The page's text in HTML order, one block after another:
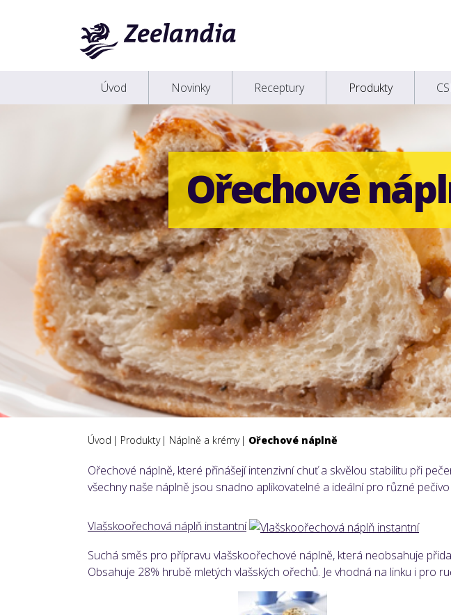
Úvod Novinky Receptury Produkty
Ořechové
Úvod Produkty Náplně a krémy Ořechové náplně
Ořechové náplně, které přinášejí intenzivní chuť a skvělou stabilitu při
všechny naše náplně jsou snadno aplikovatelné a ideální pro různé
Vlašskoořechová náplň instantní
Suchá směs pro přípravu vlašskoořechové náplně, která neobsahuje
Obsahuje 28% hrubě mletých vlašských ořechů. Je vhodná na linku i pro